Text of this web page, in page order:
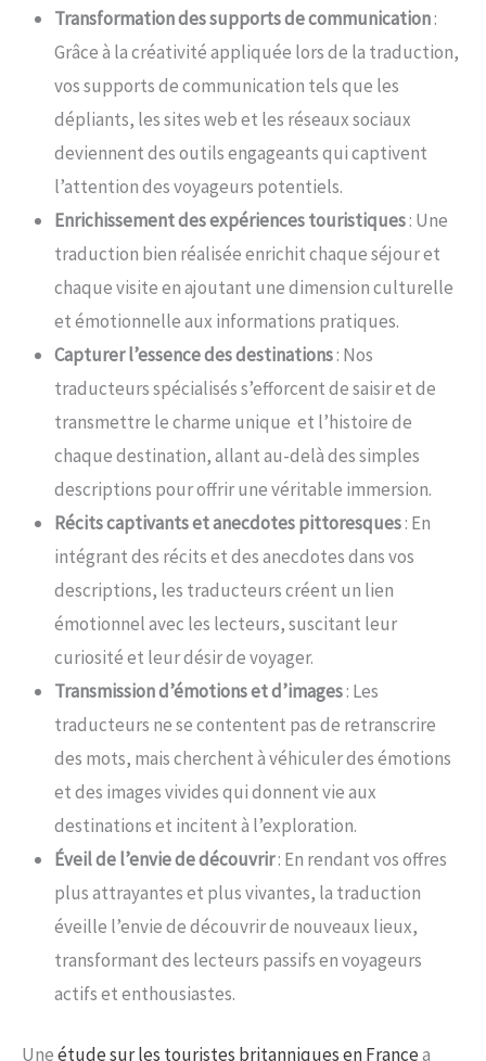
Transformation des supports de communication:
Grâce à la créativité appliquée lors de la traduction,
vos supports de communication tels que les
dépliants, les sites web et les réseaux sociaux
deviennent des outils engageants qui captivent
l’attention des voyageurs potentiels.
Enrichissement des expériences touristiques: Une
traduction bien réalisée enrichit chaque séjour et
chaque visite en ajoutant une dimension culturelle
et émotionnelle aux informations pratiques.
Capturer l’essence des destinations: Nos
traducteurs spécialisés s’efforcent de saisir et de
transmettre le charme unique et l’histoire de
chaque destination, allant au-delà des simples
descriptions pour offrir une véritable immersion.
Récits captivants et anecdotes pittoresques: En
intégrant des récits et des anecdotes dans vos
descriptions, les traducteurs créent un lien
émotionnel avec les lecteurs, suscitant leur
curiosité et leur désir de voyager.
Transmission d’émotions et d’images: Les
traducteurs ne se contentent pas de retranscrire
des mots, mais cherchent à véhiculer des émotions
et des images vivides qui donnent vie aux
destinations et incitent à l’exploration.
Éveil de l’envie de découvrir: En rendant vos offres
plus attrayantes et plus vivantes, la traduction
éveille l’envie de découvrir de nouveaux lieux,
transformant des lecteurs passifs en voyageurs
actifs et enthousiastes.
Uneétude sur les touristes britanniques en Francea